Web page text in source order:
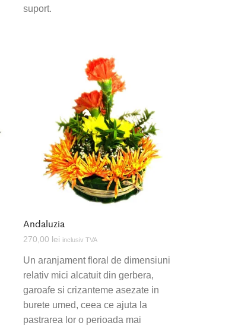
suport.
Andaluzia
270,00 lei inclusiv TVA
Un aranjament floral de dimensiuni
relativ mici alcatuit din gerbera,
garoafe si crizanteme asezate in
burete umed, ceea ce ajuta la
pastrarea lor o perioada mai